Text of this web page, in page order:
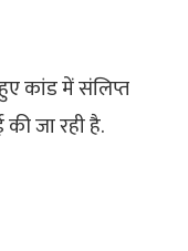
कांड में संलिप्त
जा रही है.